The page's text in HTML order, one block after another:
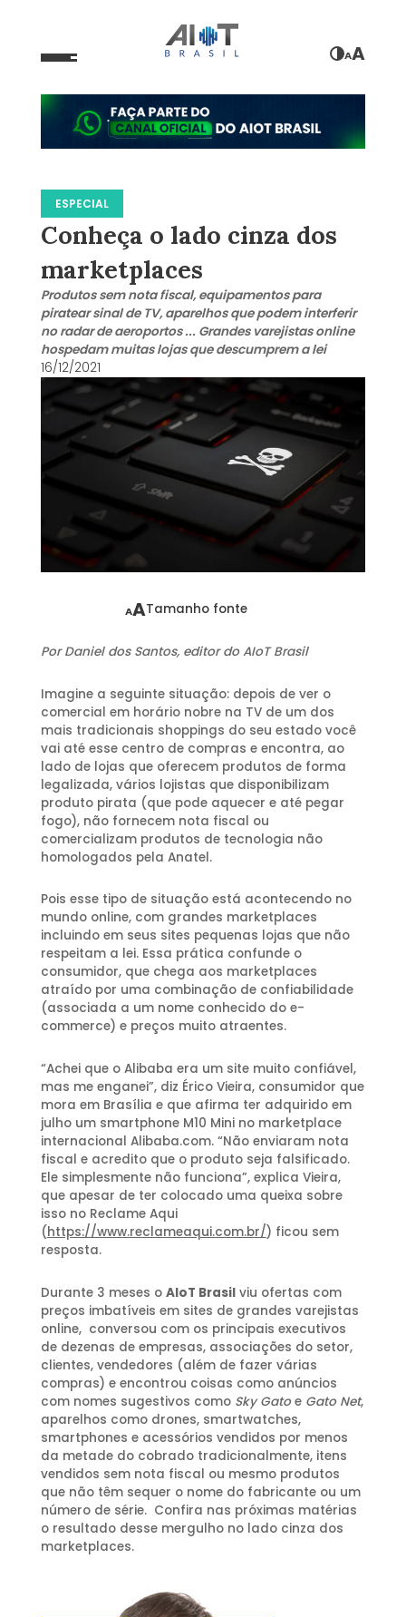
AA
ESPECIAL
Conheça o lado cinza dos
marketplaces
Produtos sem nota fiscal, equipamentos para
piratear sinal de TV, aparelhos que podem interferir
no radar de aeroportos ... Grandes varejistas online
hospedam muitas lojas que descumprem a lei
16/12/2021
AATamanho fonte
Por Daniel dos Santos, editor do AIoT Brasil
Imagine a seguinte situação: depois de ver o
comercial em horário nobre na TV de um dos
mais tradicionais shoppings do seu estado você
vai até esse centro de compras e encontra, ao
lado de lojas que oferecem produtos de forma
legalizada, vários lojistas que disponibilizam
produto pirata (que pode aquecer e até pegar
fogo), não fornecem nota fiscal ou
comercializam produtos de tecnologia não
homologados pela Anatel.
Pois esse tipo de situação está acontecendo no
mundo online, com grandes marketplaces
incluindo em seus sites pequenas lojas que não
respeitam a lei. Essa prática confunde o
consumidor, que chega aos marketplaces
atraído por uma combinação de confiabilidade
(associada a um nome conhecido do e-
commerce) e preços muito atraentes.
“Achei que o Alibaba era um site muito confiável,
mas me enganei”, diz Érico Vieira, consumidor que
mora em Brasília e que afirma ter adquirido em
julho um smartphone M10 Mini no marketplace
internacional Alibaba.com. “Não enviaram nota
fiscal e acredito que o produto seja falsificado.
Ele simplesmente não funciona”, explica Vieira,
que apesar de ter colocado uma queixa sobre
isso no Reclame Aqui
(https://www.reclameaqui.com.br/) ficou sem
resposta.
Durante 3 meses o AIoT Brasilviu ofertas com
preços imbatíveis em sites de grandes varejistas
online, conversou com os principais executivos
de dezenas de empresas, associações do setor,
clientes, vendedores (além de fazer várias
compras) e encontrou coisas como anúncios
com nomes sugestivos como Sky Gatoe Gato Net,
aparelhos como drones, smartwatches,
smartphones e acessórios vendidos por menos
da metade do cobrado tradicionalmente, itens
vendidos sem nota fiscal ou mesmo produtos
que não têm sequer o nome do fabricante ou um
número de série. Confira nas próximas matérias
o resultado desse mergulho no lado cinza dos
marketplaces.